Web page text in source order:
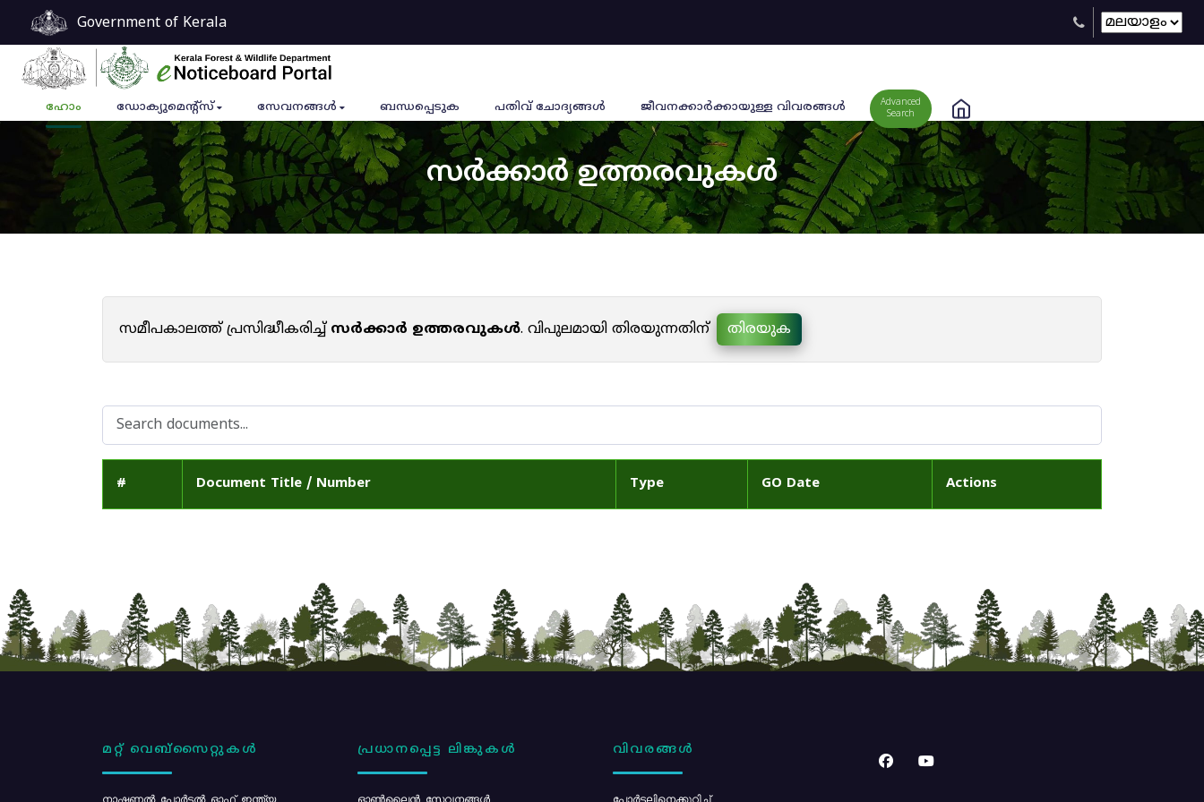
Government of Kerala
ഹോം ഡോക്യുമെൻ്റ്സ് സേവനങ്ങൾ ബന്ധപ്പെടുക പതിവ് ചോദ്യങ്ങൾ ജീവനക്കാര്‍ക്കായുള്ള വിവരങ്ങള്‍
Advanced
Search
സർക്കാർ ഉത്തരവുകൾ
സമീപകാലത്ത് പ്രസിദ്ധീകരിച്ച്സർക്കാർ ഉത്തരവുകൾ. വിപുലമായി തിരയുന്നതിന് തിരയുക
# Document Title / Number Type GO Date Actions
മറ്റ് വെബ്സൈറ്റുകൾ
നാഷണൽ പോർട്ടൽ ഓഫ് ഇന്ത്യ
പ്രധാനപ്പെട്ട ലിങ്കുകൾ
ഓൺലൈൻ സേവനങ്ങൾ
വിവരങ്ങൾ
പോര്‍ട്ടലിനെക്കുറിച്ച്